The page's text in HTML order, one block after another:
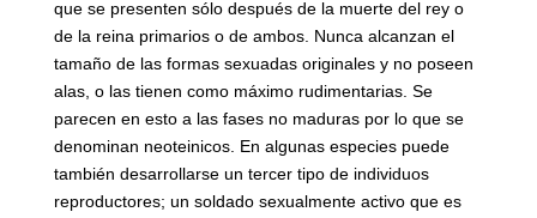
que se presenten sólo después de la muerte del rey o
de la reina primarios o de ambos. Nunca alcanzan el
tamaño de las formas sexuadas originales y no poseen
alas, o las tienen como máximo rudimentarias. Se
parecen en esto a las fases no maduras por lo que se
denominan neoteinicos. En algunas especies puede
también desarrollarse un tercer tipo de individuos
reproductores; un soldado sexualmente activo que es